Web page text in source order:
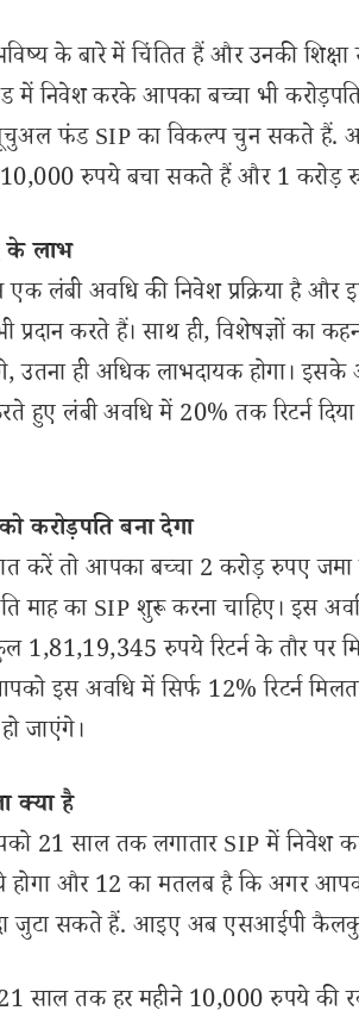
के बारे में चिंतित हैं और उनकी
में निवेश करके आपका बच्चा भी
फंड SIP का विकल्प चुन सकते
10,000 रुपये बचा सकते हैं और 1 करोड़
के लाभ
एक लंबी अवधि की निवेश प्रक्रिया है
प्रदान करते हैं। साथ ही, विशेषज्ञों का
उतना ही अधिक लाभदायक होगा।
करते हुए लंबी अवधि में 20% तक रिटर्न
करोड़पति बना देगा
करें तो आपका बच्चा 2 करोड़ रुपए जमा
माह का SIP शुरू करना चाहिए। इस
1,81,19,345 रुपये रिटर्न के तौर
इस अवधि में सिर्फ 12% रिटर्न
जाएंगे।
क्या है
21 साल तक लगातार SIP में निवेश
होगा और 12 का मतलब है कि अगर
जुटा सकते हैं. आइए अब एसआईपी
21 साल तक हर महीने 10,000 रुपये